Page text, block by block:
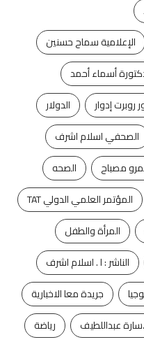
الإعلامية سماح حسنين
أسماء أحمد
روبرت إدوار
الدولار
الصحفي اسلام اشرف
مصباح
الصحه
المؤتمر العلمي الدولي TAT
المرأة والطفل
الناشر : ا . اسلام اشرف
جريدة معا الاخبارية
عبداللطيف
رياضة